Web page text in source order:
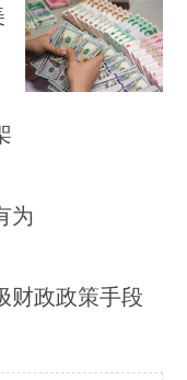
为
财政政策手段